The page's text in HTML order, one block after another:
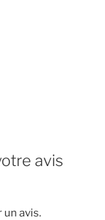
avis
un avis.